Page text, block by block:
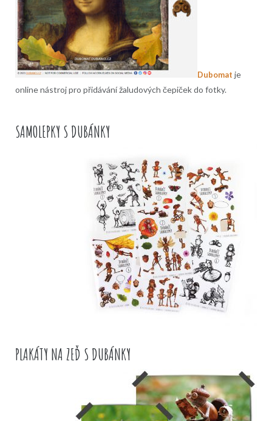
Dubomat je
online nástroj pro přidávání žaludových čepiček do fotky.
SAMOLEPKY S DUBÁNKY
PLAKÁTY NA ZEĎ S DUBÁNKY